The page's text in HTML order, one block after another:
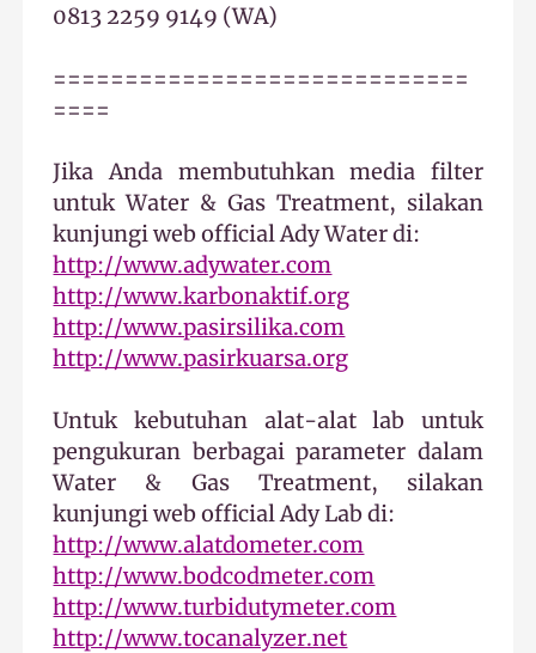
0813 2259 9149 (WA)
=============================
====
Jika Anda membutuhkan media filter
untuk Water & Gas Treatment, silakan
kunjungi web official Ady Water di:
http://www.adywater.com
http://www.karbonaktif.org
http://www.pasirsilika.com
http://www.pasirkuarsa.org
Untuk kebutuhan alat-alat lab untuk
pengukuran berbagai parameter dalam
Water & Gas Treatment, silakan
kunjungi web official Ady Lab di:
http://www.alatdometer.com
http://www.bodcodmeter.com
http://www.turbidutymeter.com
http://www.tocanalyzer.net